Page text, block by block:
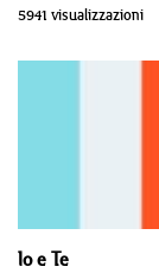
5941 visualizzazioni
Io e Te